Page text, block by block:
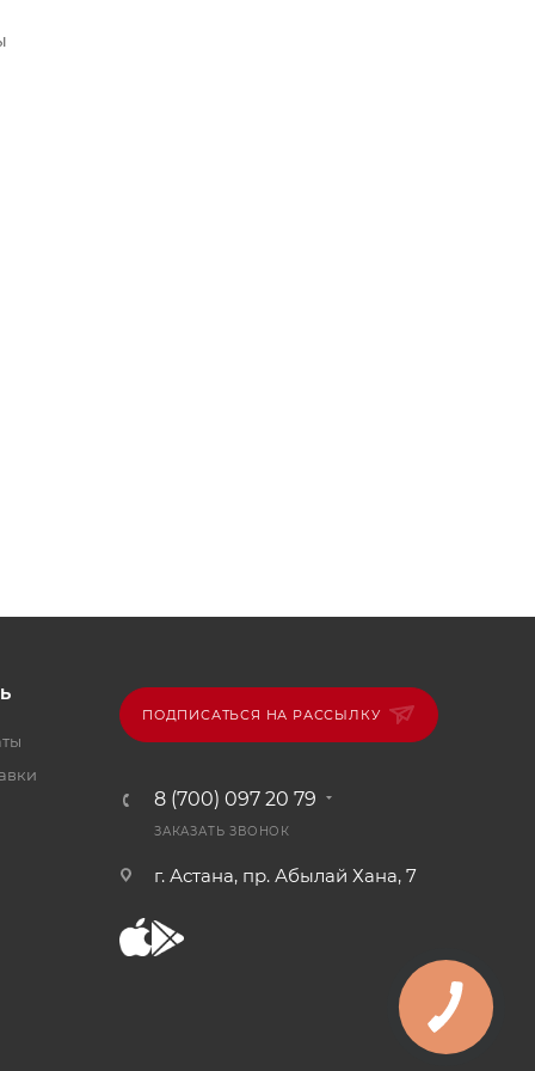
ПОДПИСАТЬСЯ НА РАССЫЛКУ
8 (700) 097 20 79
ЗАКАЗАТЬ ЗВОНОК
г. Астана, пр. Абылай Хана, 7